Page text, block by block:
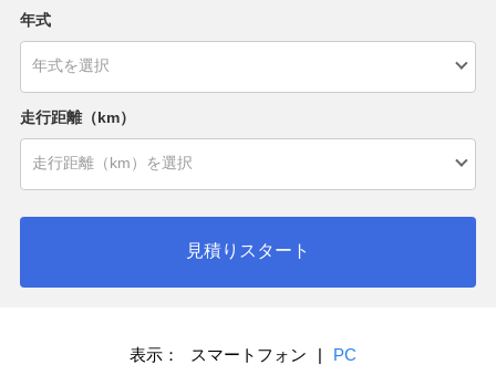
年式
走行距離（km）
見積りスタート
表示： スマートフォン | PC